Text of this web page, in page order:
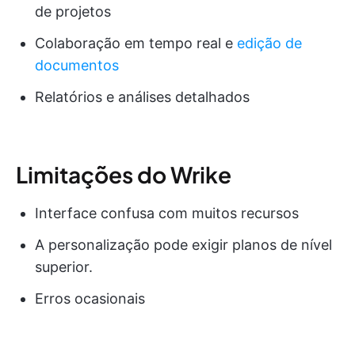
de projetos
Colaboração em tempo real e edição de
documentos
Relatórios e análises detalhados
Limitações do Wrike
Interface confusa com muitos recursos
A personalização pode exigir planos de nível
superior.
Erros ocasionais